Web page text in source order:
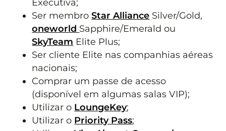
Executiva;
Ser membroStar Alliance Silver/Gold,
oneworld Sapphire/Emerald ou
SkyTeam Elite Plus;
Ser cliente Elite nas companhias aéreas
nacionais;
Comprar um passe de acesso
(disponível em algumas salas VIP);
Utilizar o LoungeKey;
Utilizar o Priority Pass;